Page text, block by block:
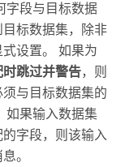
字段与目标数据
标数据集，除非
设置。 如果为
跳过并警告，则
与目标数据集的
如果输入数据集
字段，则该输入
。